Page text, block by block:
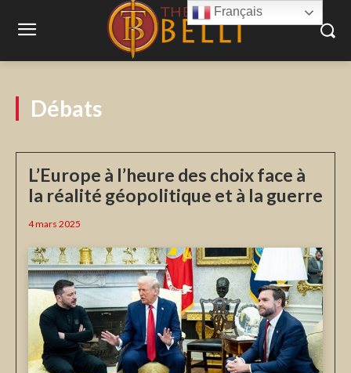
Débats
L’Europe à l’heure des choix face à
la réalité géopolitique et à la guerre
4 mars 2025
Français